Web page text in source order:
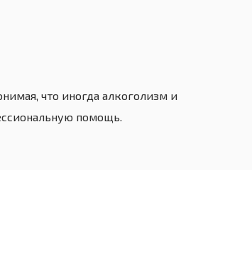
что иногда алкоголизм и
помощь.